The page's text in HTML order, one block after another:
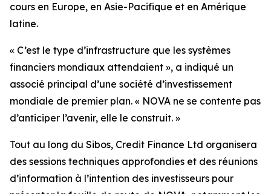
cours en Europe, en Asie-Pacifique et en Amérique
latine.
« C’est le type d’infrastructure que les systèmes
financiers mondiaux attendaient », a indiqué un
associé principal d’une société d’investissement
mondiale de premier plan. « NOVA ne se contente pas
d’anticiper l’avenir, elle le construit. »
Tout au long du Sibos, Credit Finance Ltd organisera
des sessions techniques approfondies et des réunions
d’information à l’intention des investisseurs pour